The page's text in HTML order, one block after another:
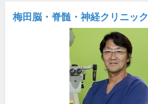
梅田脳・脊髄・神経クリニック